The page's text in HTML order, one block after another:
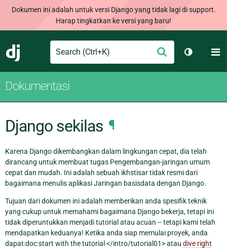
Dokumen ini adalah untuk versi Django yang tidak lagi di support.
Harap tingkatkan ke versi yang baru!
Django
Search Ajukan
Ganti
Dokumentasi
Django sekilas ¶
Karena Django dikembangkan dalam lingkungan cepat, dia telah
dirancang untuk membuat tugas Pengembangan-jaringan umum
cepat dan mudah. Ini adalah sebuah ikhstisar tidak resmi dari
bagaimana menulis aplikasi Jaringan basisdata dengan Django.
Tujuan dari dokumen ini adalah memberikan anda spesifik teknik
yang cukup untuk memahami bagaimana Django bekerja, tetapi ini
tidak diperuntukkan menjadi tutorial atau acuan -- tetapi kami telah
mendapatkan keduanya! Ketika anda siap memulai proyek, anda
dapat:doc:start with the tutorial </intro/tutorial01> atau dive right